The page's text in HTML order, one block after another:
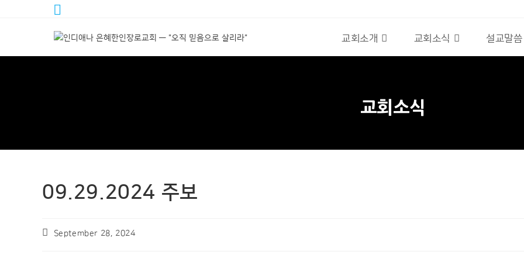
교회소개 교회소식 설교말씀
교회소식
09.29.2024 주보
September 28, 2024